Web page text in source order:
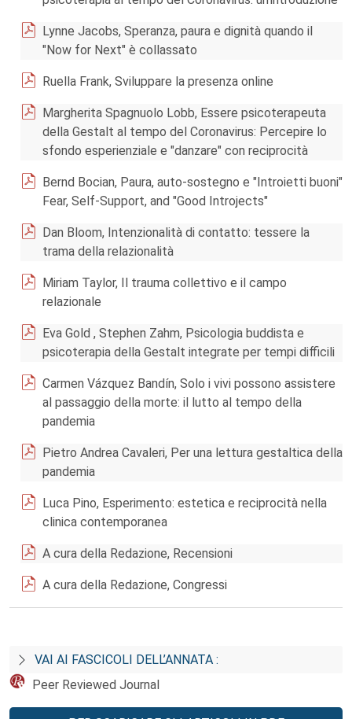
Lynne Jacobs, Speranza, paura e dignità quando il
"Now for Next" è collassato
Ruella Frank, Sviluppare la presenza online
Margherita Spagnuolo Lobb, Essere psicoterapeuta
della Gestalt al tempo del Coronavirus: Percepire lo
sfondo esperienziale e "danzare" con reciprocità
Bernd Bocian, Paura, auto-sostegno e "Introietti buoni"
Fear, Self-Support, and "Good Introjects"
Dan Bloom, Intenzionalità di contatto: tessere la
trama della relazionalità
Miriam Taylor, Il trauma collettivo e il campo
relazionale
Eva Gold , Stephen Zahm, Psicologia buddista e
psicoterapia della Gestalt integrate per tempi difficili
Carmen Vázquez Bandín, Solo i vivi possono assistere
al passaggio della morte: il lutto al tempo della
pandemia
Pietro Andrea Cavaleri, Per una lettura gestaltica della
pandemia
Luca Pino, Esperimento: estetica e reciprocità nella
clinica contemporanea
A cura della Redazione, Recensioni
A cura della Redazione, Congressi
VAI AI FASCICOLI DELL’ANNATA :
Peer Reviewed Journal